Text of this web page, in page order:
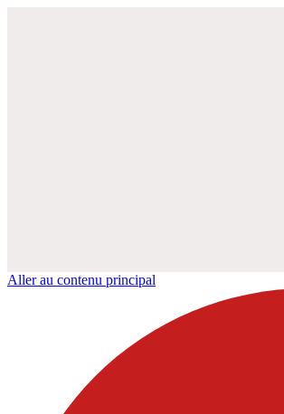
Aller au contenu principal